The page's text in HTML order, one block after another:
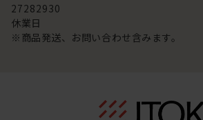
27282930
休業日
※商品発送、お問い合わせ含みます。